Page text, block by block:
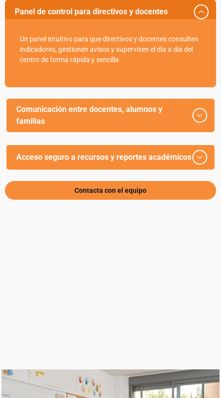
Panel de control para directivos y docentes
Un panel intuitivo para que directivos y docentes consulten
indicadores, gestionen avisos y supervisen el día a día del
centro de forma rápida y sencilla
Comunicación entre docentes, alumnos y
familias
Acceso seguro a recursos y reportes académicos
Contacta con el equipo